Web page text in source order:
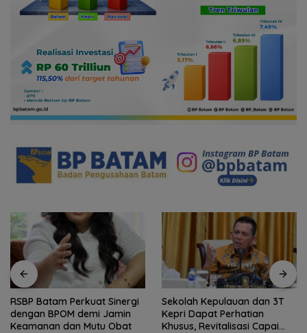
Sekolah Kepulauan dan 3T
Kepri Dapat Perhatian
Khusus, Revitalisasi Capai
Arogansi Jakarta di Beranda
Negeri: Catatan dari
Pertemuan Ketua Umum PWI